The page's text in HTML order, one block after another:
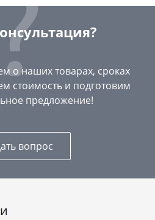
о наших товарах, сроках
стоимость и подготовим
предложение!
вопрос